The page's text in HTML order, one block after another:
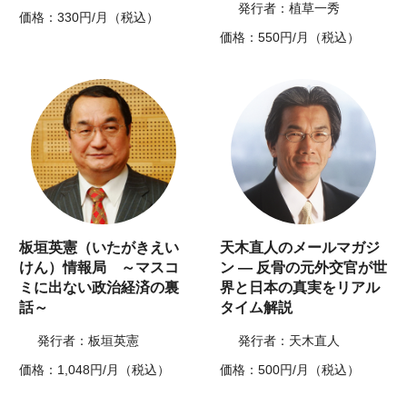
価格：330円/月（税込）
発行者：植草一秀
価格：550円/月（税込）
板垣英憲（いたがきえい
けん）情報局 ～マスコ
ミに出ない政治経済の裏
話～
発行者：板垣英憲
価格：1,048円/月（税込）
天木直人のメールマガジ
ン ― 反骨の元外交官が世
界と日本の真実をリアル
タイム解説
発行者：天木直人
価格：500円/月（税込）